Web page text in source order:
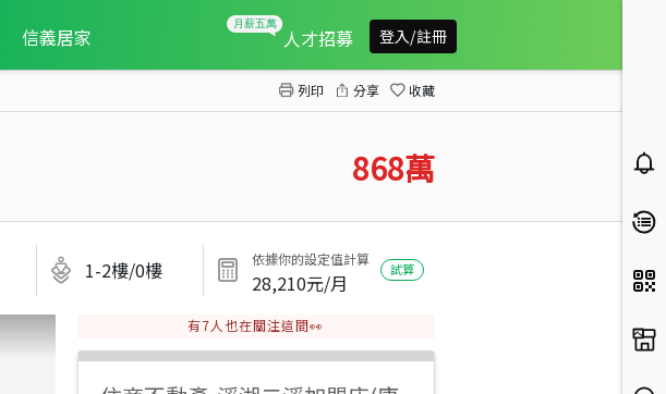
信義居家 人才招募 登入/註冊
列印 分享 收藏
868萬
1-2樓/0樓 依據你的設定值計算
28,210元/月
試算
有7人也在關注這間👀